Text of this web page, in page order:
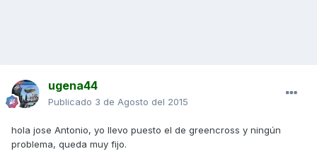
ugena44
Publicado 3 de Agosto del 2015
hola jose Antonio, yo llevo puesto el de greencross y ningún
problema, queda muy fijo.